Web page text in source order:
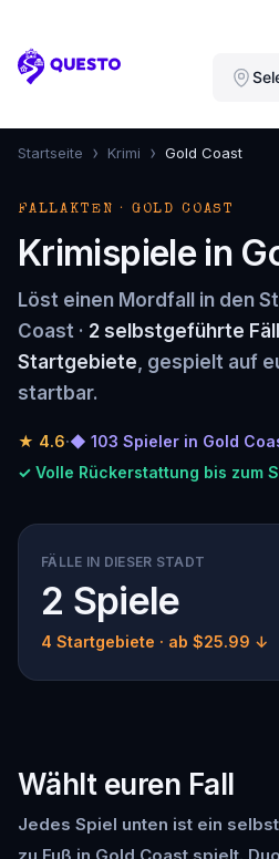
Questo
Startseite › Krimi › Gold Coast
FALLAKTEN · GOLD COAST
Krimispiele in
Löst einen Mordfall in den
Coast · 2 selbstgeführte
Startgebiete, gespielt auf
startbar.
★ 4.6·◆ 103 Spieler in Gold
✓ Volle Rückerstattung bis zum
FÄLLE IN DIESER STADT
2 Spiele
4 Startgebiete · ab $25.99 ↓
Wählt euren Fall
Jedes Spiel unten ist ein